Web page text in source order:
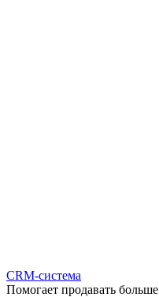
CRM-система
Помогает продавать больше